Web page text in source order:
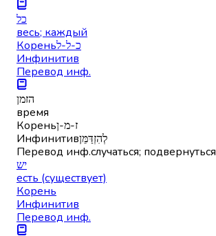
כל
весь; каждый
Кореньכ-ל-ל
Инфинитив
Перевод инф.
הזמן
время
Кореньז-מ-ן
Инфинитивלְהִזְדַּמֵּן
Перевод инф.случаться; подвернуться
יש
есть (существует)
Корень
Инфинитив
Перевод инф.